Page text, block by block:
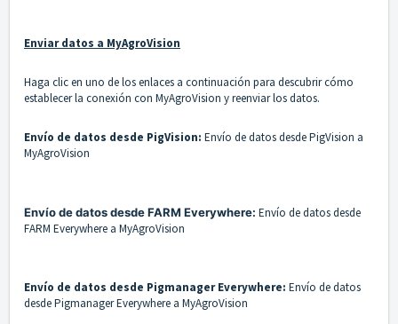
Enviar datos a MyAgroVision
Haga clic en uno de los enlaces a continuación para descubrir cómo
establecer la conexión con MyAgroVision y reenviar los datos.
Envío de datos desde PigVision: Envío de datos desde PigVision a
MyAgroVision
Envío de datos desde FARM Everywhere: Envío de datos desde
FARM Everywhere a MyAgroVision
Envío de datos desde Pigmanager Everywhere: Envío de datos
desde Pigmanager Everywhere a MyAgroVision